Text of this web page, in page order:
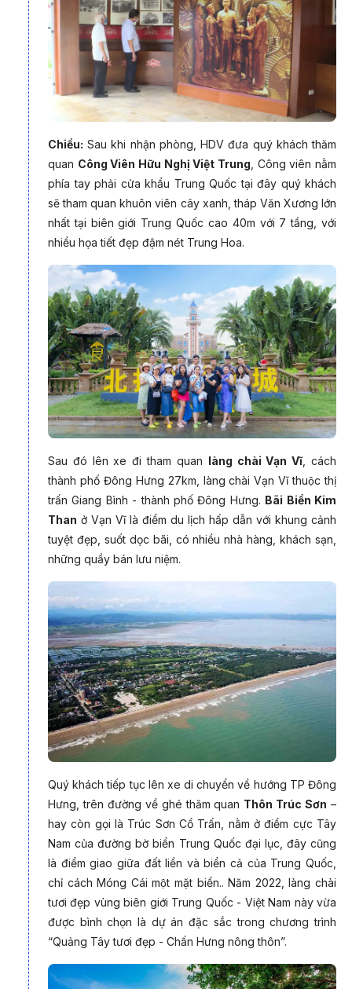
kiều hải ngoại sinh sống.
Chiều: Sau khi nhận phòng, HDV đưa quý khách thăm
quan Công Viên Hữu Nghị Việt Trung, Công viên nằm
phía tay phải cửa khẩu Trung Quốc tại đây quý khách
sẽ tham quan khuôn viên cây xanh, tháp Văn Xương lớn
nhất tại biên giới Trung Quốc cao 40m với 7 tầng, với
nhiều họa tiết đẹp đậm nét Trung Hoa.
Sau đó lên xe đi tham quan làng chài Vạn Vĩ, cách
thành phố Đông Hưng 27km, làng chài Vạn Vĩ thuộc thị
trấn Giang Bình - thành phố Đông Hưng. Bãi Biển Kim
Than ở Vạn Vĩ là điểm du lịch hấp dẫn với khung cảnh
tuyệt đẹp, suốt dọc bãi, có nhiều nhà hàng, khách sạn,
những quầy bán lưu niệm.
Quý khách tiếp tục lên xe di chuyển về hướng TP Đông
Hưng, trên đường về ghé thăm quan Thôn Trúc Sơn –
hay còn gọi là Trúc Sơn Cổ Trấn, nằm ở điểm cực Tây
Nam của đường bờ biển Trung Quốc đại lục, đây cũng
là điểm giao giữa đất liền và biển cả của Trung Quốc,
chỉ cách Móng Cái một mặt biển.. Năm 2022, làng chài
tươi đẹp vùng biên giới Trung Quốc - Việt Nam này vừa
được bình chọn là dự án đặc sắc trong chương trình
“Quảng Tây tươi đẹp - Chấn Hưng nông thôn”.